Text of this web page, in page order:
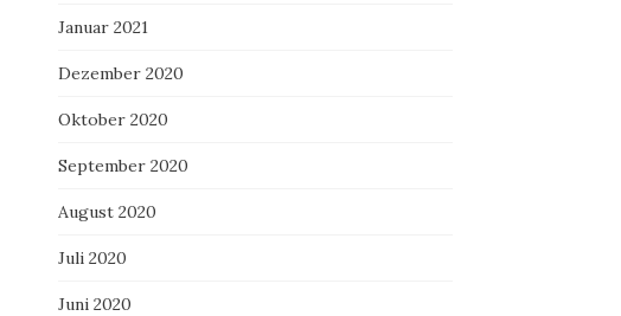
Januar 2021
Dezember 2020
Oktober 2020
September 2020
August 2020
Juli 2020
Juni 2020